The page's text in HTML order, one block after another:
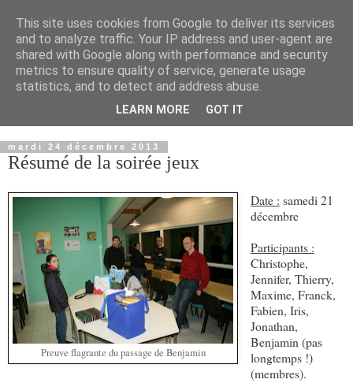
mardi 24 décembre 2013
Résumé de la soirée jeux
Preuve flagrante du passage de Benjamin
Date : samedi 21
décembre
Participants :
Christophe,
Jennifer, Thierry,
Maxime, Franck,
Fabien, Iris,
Jonathan,
Benjamin (pas
longtemps !)
(membres).
This site uses cookies from Google to deliver its services
and to analyze traffic. Your IP address and user-agent are
shared with Google along with performance and security
metrics to ensure quality of service, generate usage
statistics, and to detect and address abuse.
LEARN MORE GOT IT